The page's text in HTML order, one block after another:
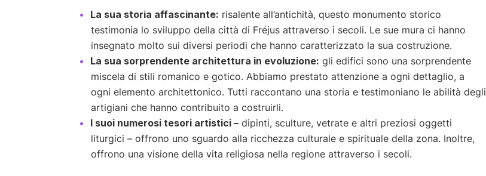
La sua storia affascinante: risalente all’antichità, questo monumento storico
testimonia lo sviluppo della città di Fréjus attraverso i secoli. Le sue mura ci hanno
insegnato molto sui diversi periodi che hanno caratterizzato la sua costruzione.
La sua sorprendente architettura in evoluzione: gli edifici sono una sorprendente
miscela di stili romanico e gotico. Abbiamo prestato attenzione a ogni dettaglio, a
ogni elemento architettonico. Tutti raccontano una storia e testimoniano le abilità degli
artigiani che hanno contribuito a costruirli.
I suoi numerosi tesori artistici – dipinti, sculture, vetrate e altri preziosi oggetti
liturgici – offrono uno sguardo alla ricchezza culturale e spirituale della zona. Inoltre,
offrono una visione della vita religiosa nella regione attraverso i secoli.